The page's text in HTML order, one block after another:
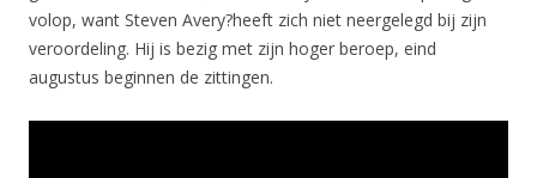
volop, want Steven Avery?heeft zich niet neergelegd bij zijn
veroordeling. Hij is bezig met zijn hoger beroep, eind
augustus beginnen de zittingen.